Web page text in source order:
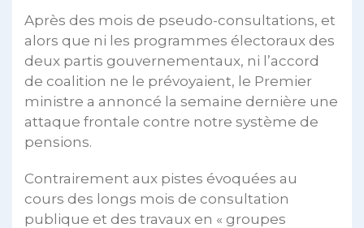
Après des mois de pseudo-consultations, et
alors que ni les programmes électoraux des
deux partis gouvernementaux, ni l’accord
de coalition ne le prévoyaient, le Premier
ministre a annoncé la semaine dernière une
attaque frontale contre notre système de
pensions.
Contrairement aux pistes évoquées au
cours des longs mois de consultation
publique et des travaux en « groupes